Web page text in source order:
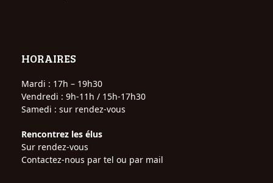
HORAIRES
Mardi : 17h – 19h30
Vendredi : 9h-11h / 15h-17h30
Samedi : sur rendez-vous
Rencontrez les élus
Sur rendez-vous
Contactez-nous par tel ou par mail